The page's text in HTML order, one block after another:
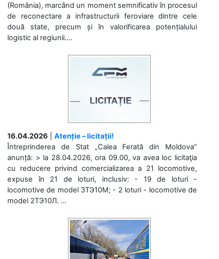
(România), marcând un moment semnificativ în procesul
de reconectare a infrastructurii feroviare dintre cele
două state, precum și în valorificarea potențialului
logistic al regiunii....
16.04.2026
Atenție – licitații!
Întreprinderea de Stat „Calea Ferată din Moldova”
anunță: > la 28.04.2026, ora 09.00, va avea loc licitaţia
cu reducere privind comercializarea a 21 locomotive,
expuse în 21 de loturi, inclusiv: - 19 de loturi -
locomotive de model 3ТЭ10М; - 2 loturi - locomotive de
model 2ТЭ10Л. ...